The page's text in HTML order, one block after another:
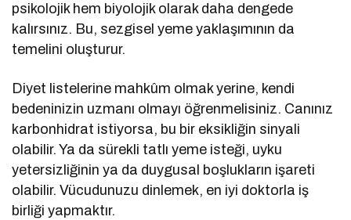
psikolojik hem biyolojik olarak daha dengede
kalırsınız. Bu, sezgisel yeme yaklaşımının da
temelini oluşturur.
Diyet listelerine mahkûm olmak yerine, kendi
bedeninizin uzmanı olmayı öğrenmelisiniz. Canınız
karbonhidrat istiyorsa, bu bir eksikliğin sinyali
olabilir. Ya da sürekli tatlı yeme isteği, uyku
yetersizliğinin ya da duygusal boşlukların işareti
olabilir. Vücudunuzu dinlemek, en iyi doktorla iş
birliği yapmaktır.